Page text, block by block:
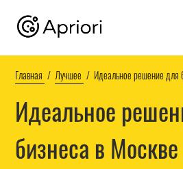
Главная Лучшее Идеальное решение для
Идеальное
бизнеса в Москве